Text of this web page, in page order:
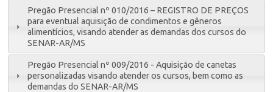
Pregão Presencial nº 010/2016 – REGISTRO DE PREÇOS
para eventual aquisição de condimentos e gêneros
alimentícios, visando atender as demandas dos cursos do
SENAR-AR/MS
Pregão Presencial nº 009/2016 - Aquisição de canetas
personalizadas visando atender os cursos, bem como as
demandas do SENAR-AR/MS